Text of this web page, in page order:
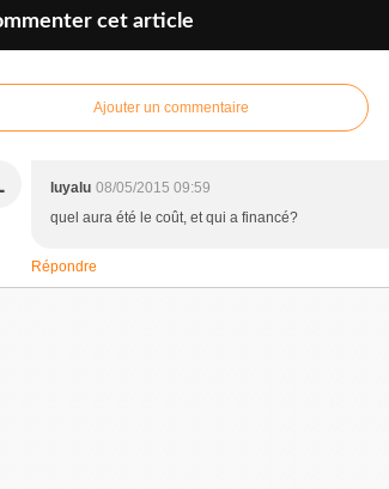
cet article
Ajouter un commentaire
luyalu 08/05/2015 09:59
quel aura été le coût, et qui a financé?
Répondre